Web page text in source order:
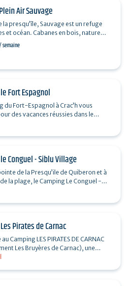
Air Sauvage
la presqu’île, Sauvage est un refuge
et océan. Cabanes en bois, nature
iodée et sports de glisse : une
semaine
Fort Espagnol
du Fort-Espagnol à Crac’h vous
des vacances réussies dans le
Plongez dans notre parc aquatique
Conguel - Siblu Village
de la Presqu’ile de Quiberon et à
la plage, le Camping Le Conguel -
vous offre de nombreuses
Pirates de Carnac
Camping LES PIRATES DE CARNAC
Les Bruyères de Carnac), une
enchantée au cœur de la Bretagne